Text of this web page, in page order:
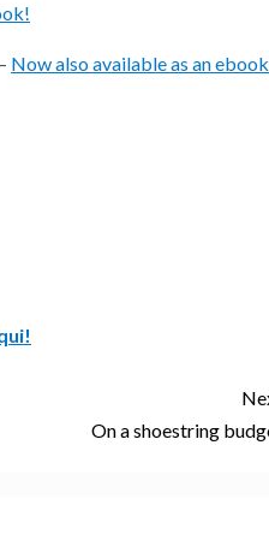
Now also available as an
On a shoestring